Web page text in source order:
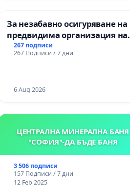
За незабавно осигуряване на
предвидима организация на
учебния процес и гарантиране
на правото на равнопоставено
Александър I“ и Хуманитарна
267 подписи
267 Подписи / 7 дни
6 Aug 2026
ЦЕНТРАЛНА МИНЕРАЛНА БАНЯ
"СОФИЯ"-ДА БЪДЕ БАНЯ
3 506 подписи
157 Подписи / 7 дни
12 Feb 2025